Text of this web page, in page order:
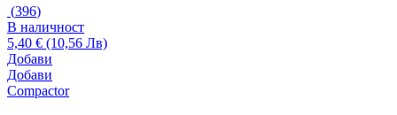
(396)
В наличност
5,40 € (10,56 Лв)
Добави
Добави
Compactor